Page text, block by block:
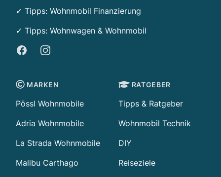
✓ Tipps: Wohnmobil Finanzierung
✓ Tipps: Wohnwagen & Wohnmobil
FacebookInstagram
MARKEN
Pössl Wohnmobile
Adria Wohnmobile
La Strada Wohnmobile
Malibu Carthago
RATGEBER
Tipps & Ratgeber
Wohnmobil Technik
DIY
Reiseziele